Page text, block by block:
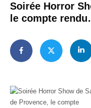
Soirée Horror
le compte